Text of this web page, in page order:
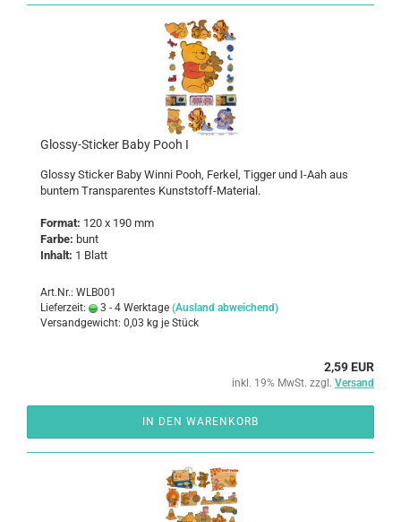
Glossy-​​Sti­cker Baby Pooh I
Glos­sy Sti­cker Baby Winni Pooh, Fer­kel, Tig­ger und I-Aah aus
bun­tem Trans­pa­ren­tes Kunststoff-​Material.
For­mat: 120 x 190 mm
Farbe: bunt
In­halt: 1 Blatt
Art.Nr.: WLB001
Lieferzeit:
3 - 4 Werktage (Ausland abweichend)
Versandgewicht: 0,03 kg je Stück
2,59 EUR
inkl. 19% MwSt. zzgl. Versand
IN DEN WARENKORB